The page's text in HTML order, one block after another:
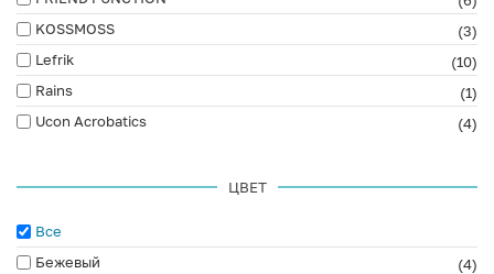
KOSSMOSS
(3)
Lefrik
(10)
Rains
(1)
Ucon Acrobatics
(4)
ЦВЕТ
Все
Бежевый
(4)